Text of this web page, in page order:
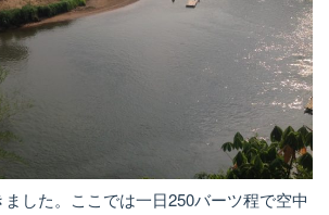
した。ここでは一日250バーツ程で空中